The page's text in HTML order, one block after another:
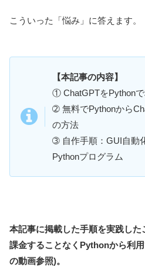
こういった「悩み」に答えます。
【本記事の内容】
① ChatGPTをPython
➁ 無料でPythonから
の方法
➂ 自作手順：GUI自動
Pythonプログラム
本記事に掲載した手順を実践し
課金することなくPythonから利
の動画参照)。